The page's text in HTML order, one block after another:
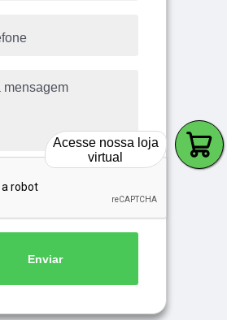
Enviar
Acesse nossa loja
virtual